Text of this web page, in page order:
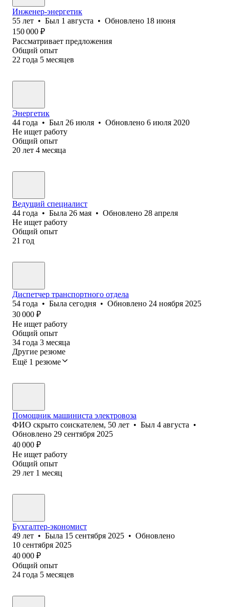
Инженер-энергетик
55 лет • Был 1 августа • Обновлено 18 июня
150 000 ₽
Рассматривает предложения
Общий опыт
22 года 5 месяцев
Энергетик
44 года • Был 26 июля • Обновлено 6 июля 2020
Не ищет работу
Общий опыт
20 лет 4 месяца
Ведущий специалист
44 года • Была 26 мая • Обновлено 28 апреля
Не ищет работу
Общий опыт
21 год
Диспетчер транспортного отдела
54 года • Была сегодня • Обновлено 24 ноября 2025
30 000 ₽
Не ищет работу
Общий опыт
34 года 3 месяца
Другие резюме
Ещё 1 резюме
Помощник машиниста электровоза
ФИО скрыто соискателем, 50 лет • Был 4 августа •
Обновлено 29 сентября 2025
40 000 ₽
Не ищет работу
Общий опыт
29 лет 1 месяц
Бухгалтер-экономист
49 лет • Была 15 сентября 2025 • Обновлено
10 сентября 2025
40 000 ₽
Общий опыт
24 года 5 месяцев